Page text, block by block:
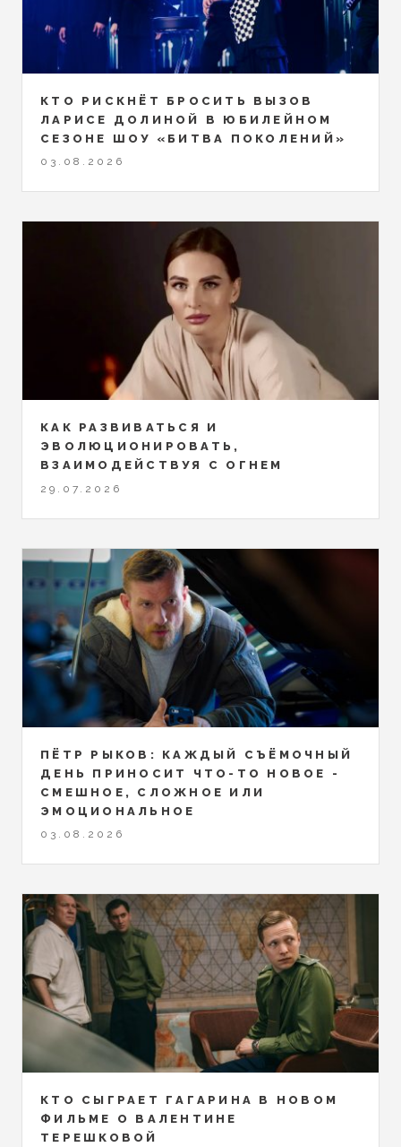
КТО РИСКНЁТ БРОСИТЬ ВЫЗОВ
ЛАРИСЕ ДОЛИНОЙ В ЮБИЛЕЙНОМ
СЕЗОНЕ ШОУ «БИТВА ПОКОЛЕНИЙ»
03.08.2026
КАК РАЗВИВАТЬСЯ И
ЭВОЛЮЦИОНИРОВАТЬ,
ВЗАИМОДЕЙСТВУЯ С ОГНЕМ
29.07.2026
ПЁТР РЫКОВ: КАЖДЫЙ СЪЁМОЧНЫЙ
ДЕНЬ ПРИНОСИТ ЧТО-ТО НОВОЕ -
СМЕШНОЕ, СЛОЖНОЕ ИЛИ
ЭМОЦИОНАЛЬНОЕ
03.08.2026
КТО СЫГРАЕТ ГАГАРИНА В НОВОМ
ФИЛЬМЕ О ВАЛЕНТИНЕ
ТЕРЕШКОВОЙ